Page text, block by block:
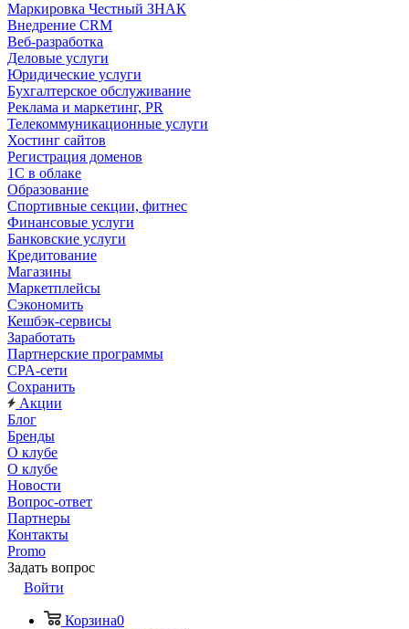
Маркировка Честный ЗНАК
Внедрение CRM
Веб-разработка
Деловые услуги
Юридические услуги
Бухгалтерское обслуживание
Реклама и маркетинг, PR
Телекоммуникационные услуги
Хостинг сайтов
Регистрация доменов
1С в облаке
Образование
Спортивные секции, фитнес
Финансовые услуги
Банковские услуги
Кредитование
Магазины
Маркетплейсы
Сэкономить
Кешбэк-сервисы
Заработать
Партнерские программы
CPA-сети
Сохранить
Акции
Блог
Бренды
О клубе
О клубе
Новости
Вопрос-ответ
Партнеры
Контакты
Promo
Задать вопрос
Войти
Корзина0